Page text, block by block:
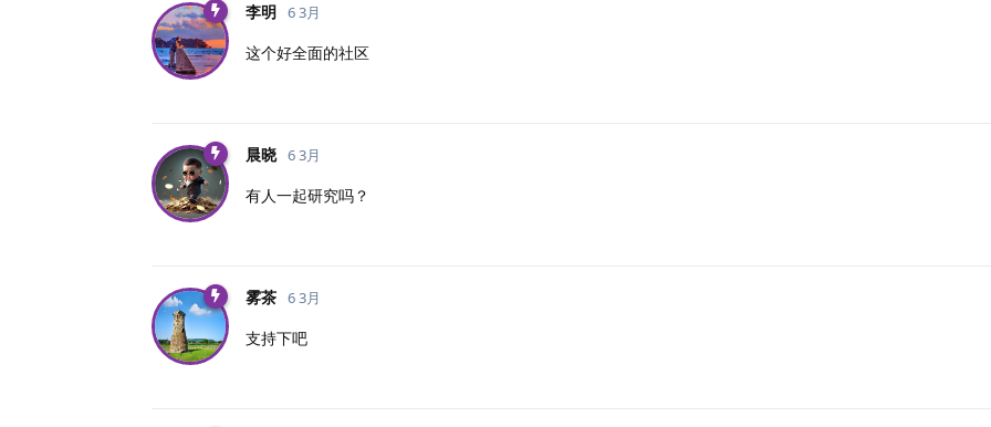
李明 6 3月
这个好全面的社区
晨晓 6 3月
有人一起研究吗？
雾茶 6 3月
支持下吧